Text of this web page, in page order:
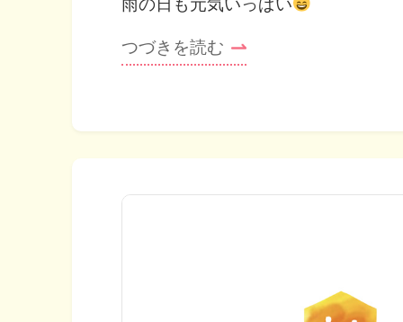
雨の日も元気いっぱい
つづきを読む